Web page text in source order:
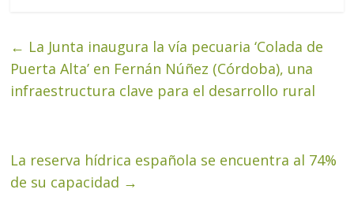
← La Junta inaugura la vía pecuaria ‘Colada de
Puerta Alta’ en Fernán Núñez (Córdoba), una
infraestructura clave para el desarrollo rural
La reserva hídrica española se encuentra al 74%
de su capacidad →